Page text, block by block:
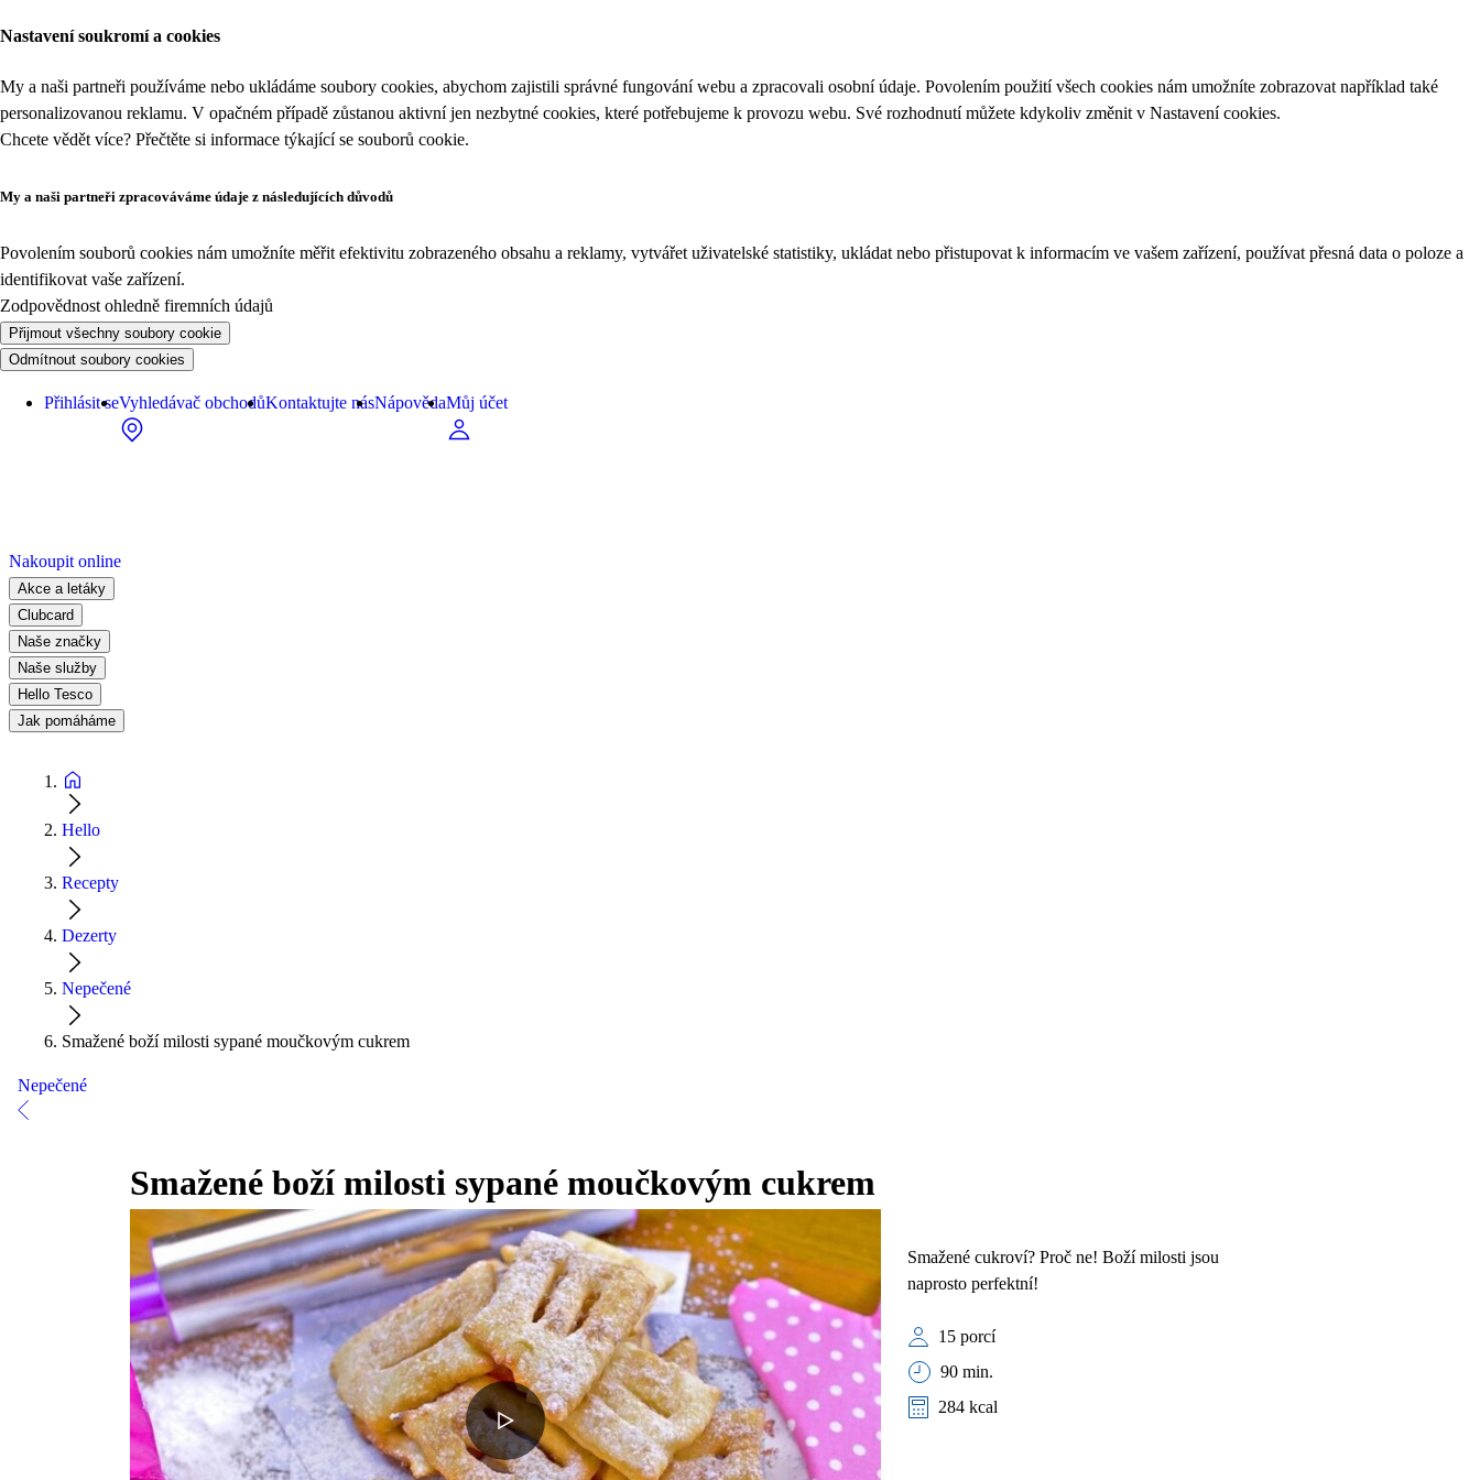
Nastavení soukromí a cookies
My a naši partneři používáme nebo ukládáme soubory cookies, abychom zajistili správné fungování webu a zpracovali osobní údaje. Povolením použití všech cookies nám umožníte zobrazovat například také
personalizovanou reklamu. V opačném případě zůstanou aktivní jen nezbytné cookies, které potřebujeme k provozu webu. Své rozhodnutí můžete kdykoliv změnit v Nastavení cookies.
Chcete vědět více? Přečtěte si informace týkající se souborů cookie.
My a naši partneři zpracováváme údaje z následujících důvodů
Povolením souborů cookies nám umožníte měřit efektivitu zobrazeného obsahu a reklamy, vytvářet uživatelské statistiky, ukládat nebo přistupovat k informacím ve vašem zařízení, používat přesná data o poloze a
identifikovat vaše zařízení.
Zodpovědnost ohledně firemních údajů
Přijmout všechny soubory cookie
Odmítnout soubory cookies
Přihlásit seVyhledávač obchodůKontaktujte násNápovědaMůj účet
Nakoupit online
Akce a letáky
Clubcard
Naše značky
Naše služby
Hello Tesco
Jak pomáháme
Hello
Recepty
Dezerty
Nepečené
Smažené boží milosti sypané moučkovým cukrem
Nepečené
Smažené boží milosti sypané moučkovým cukrem
Smažené cukroví? Proč ne! Boží milosti jsou
naprosto perfektní!
15 porcí
90 min.
284 kcal